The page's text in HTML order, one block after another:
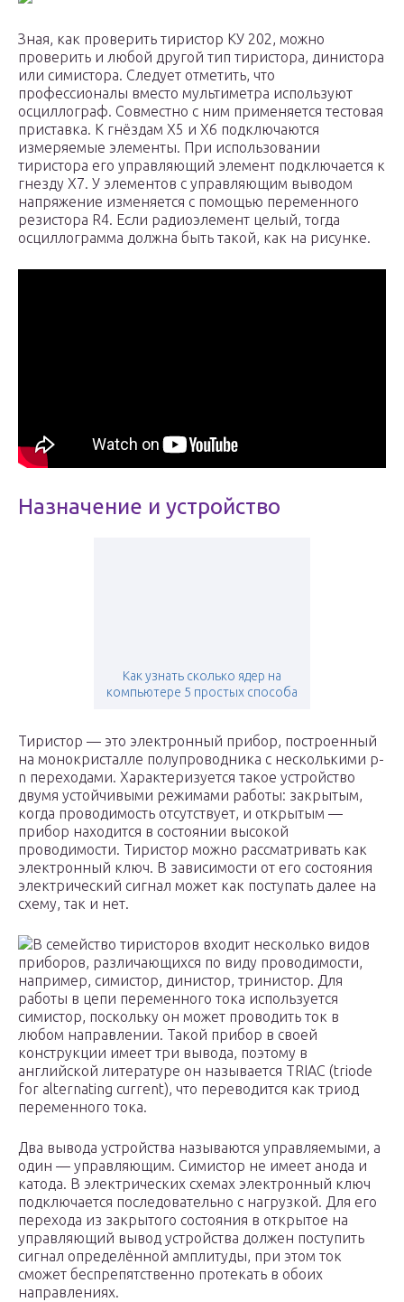
Зная, как проверить тиристор КУ 202, можно
проверить и любой другой тип тиристора, динистора
или симистора. Следует отметить, что
профессионалы вместо мультиметра используют
осциллограф. Совместно с ним применяется тестовая
приставка. К гнёздам X5 и X6 подключаются
измеряемые элементы. При использовании
тиристора его управляющий элемент подключается к
гнезду X7. У элементов с управляющим выводом
напряжение изменяется с помощью переменного
резистора R4. Если радиоэлемент целый, тогда
осциллограмма должна быть такой, как на рисунке.
Назначение и устройство
Как узнать сколько ядер на
компьютере 5 простых способа
Тиристор — это электронный прибор, построенный
на монокристалле полупроводника с несколькими p-
n переходами. Характеризуется такое устройство
двумя устойчивыми режимами работы: закрытым,
когда проводимость отсутствует, и открытым —
прибор находится в состоянии высокой
проводимости. Тиристор можно рассматривать как
электронный ключ. В зависимости от его состояния
электрический сигнал может как поступать далее на
схему, так и нет.
В семейство тиристоров входит несколько видов
приборов, различающихся по виду проводимости,
например, симистор, динистор, тринистор. Для
работы в цепи переменного тока используется
симистор, поскольку он может проводить ток в
любом направлении. Такой прибор в своей
конструкции имеет три вывода, поэтому в
английской литературе он называется TRIAC (triode
for alternating current), что переводится как триод
переменного тока.
Два вывода устройства называются управляемыми, а
один — управляющим. Симистор не имеет анода и
катода. В электрических схемах электронный ключ
подключается последовательно с нагрузкой. Для его
перехода из закрытого состояния в открытое на
управляющий вывод устройства должен поступить
сигнал определённой амплитуды, при этом ток
сможет беспрепятственно протекать в обоих
направлениях.